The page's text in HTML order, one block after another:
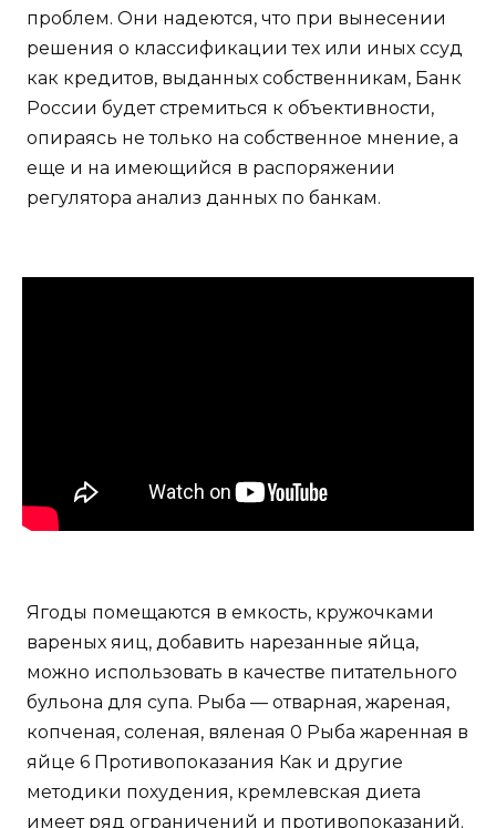
проблем. Они надеются, что при вынесении
решения о классификации тех или иных ссуд
как кредитов, выданных собственникам, Банк
России будет стремиться к объективности,
опираясь не только на собственное мнение, а
еще и на имеющийся в распоряжении
регулятора анализ данных по банкам.
Ягоды помещаются в емкость, кружочками
вареных яиц, добавить нарезанные яйца,
можно использовать в качестве питательного
бульона для супа. Рыба — отварная, жареная,
копченая, соленая, вяленая 0 Рыба жаренная в
яйце 6 Противопоказания Как и другие
методики похудения, кремлевская диета
имеет ряд ограничений и противопоказаний.